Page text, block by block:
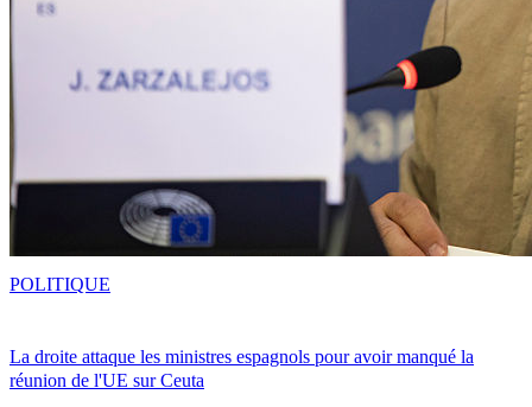
La droite attaque les ministres espagnols pour avoir manqué la
réunion de l'UE sur Ceuta
POLITIQUE